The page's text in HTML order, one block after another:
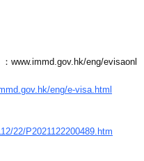
www.immd.gov.hk/eng/evisaonl
eng/e-visa.html
22/P2021122200489.htm